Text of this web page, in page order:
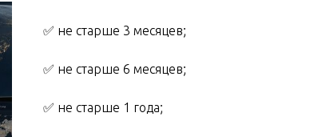
✅ не старше 3 месяцев;
✅ не старше 6 месяцев;
✅ не старше 1 года;